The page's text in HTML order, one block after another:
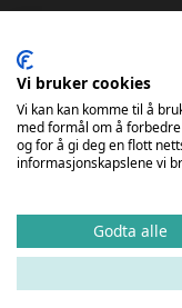
: : Samarbeidspartnere
Slik kan du støtte
Personvernerklæring
Vi bruker cookies
Vi kan kan komme til å
med formål om å
og for å gi deg en flott
informasjonskapslene vi
Godta alle